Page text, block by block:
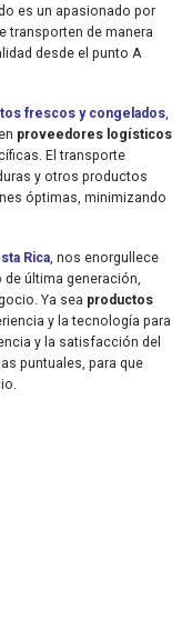
es un apasionado por
transporten de manera
desde el punto A
frescos y congelados,
proveedores logísticos
El transporte
y otros productos
óptimas, minimizando
Rica, nos enorgullece
de última generación,
Ya sea productos
y la tecnología para
y la satisfacción del
puntuales, para que